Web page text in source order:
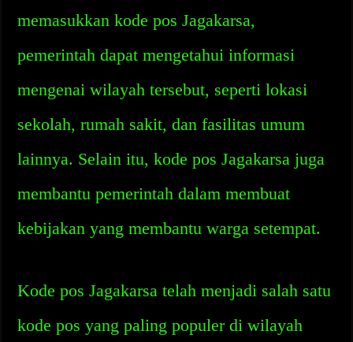
memasukkan kode pos Jagakarsa,
pemerintah dapat mengetahui informasi
mengenai wilayah tersebut, seperti lokasi
sekolah, rumah sakit, dan fasilitas umum
lainnya. Selain itu, kode pos Jagakarsa juga
membantu pemerintah dalam membuat
kebijakan yang membantu warga setempat.
Kode pos Jagakarsa telah menjadi salah satu
kode pos yang paling populer di wilayah